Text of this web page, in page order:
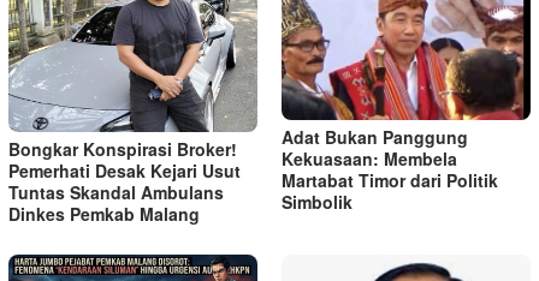
Bongkar Konspirasi Broker!
Pemerhati Desak Kejari Usut
Tuntas Skandal Ambulans
Dinkes Pemkab Malang
Adat Bukan Panggung
Kekuasaan: Membela
Martabat Timor dari Politik
Simbolik